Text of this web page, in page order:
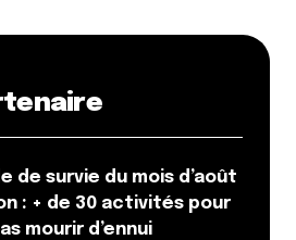
de survie du mois d’août
: + de 30 activités pour
mourir d’ennui